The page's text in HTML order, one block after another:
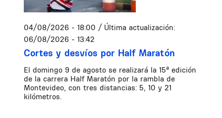
04/08/2026 - 18:00 / Última actualización:
06/08/2026 - 13:42
Cortes y desvíos por Half Maratón
El domingo 9 de agosto se realizará la 15ª edición
de la carrera Half Maratón por la rambla de
Montevideo, con tres distancias: 5, 10 y 21
kilómetros.